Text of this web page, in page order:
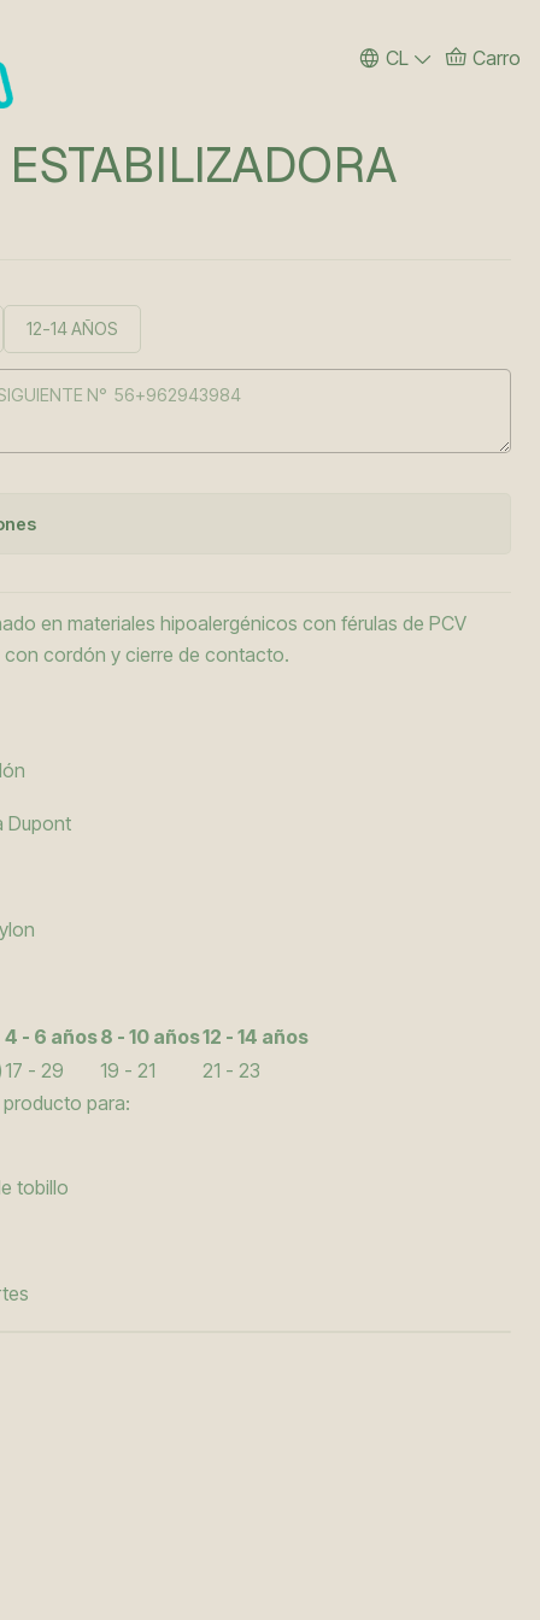
CL Carro
12-14 AÑOS
en materiales hipoalergénicos con férulas de PCV
con cordón y cierre de contacto.
Dupont
4 - 6 años8 - 10 años12 - 14 años
17 - 29 19 - 21
21 - 23
para:
tobillo